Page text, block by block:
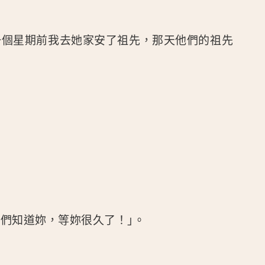
星期前我去她家安了祖先，那天他們的祖先
知道妳，等妳很久了！｣。